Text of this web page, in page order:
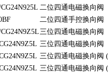
二位四通电磁换向阀
二位四通手控换向阀
三位四通电磁换向阀
三位四通电磁换向阀
三位四通电磁换向阀
三位四通电磁换向阀